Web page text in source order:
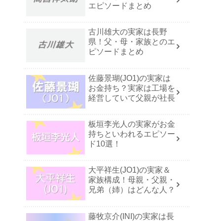
エピソードまとめ
古川雄大の実家は長野
県！父・母・家族とのエ
ピソードまとめ
佐藤景瑚(JO1)の実家は
お金持ち？実家は工場を
経営していて父親が社長
板垣李光人の実家がお金
持ちといわれるエピソー
ド10選！
大平祥生(JO1)の実家＆
家族構成！母親・父親・
兄弟（姉）はどんな人？
藤牧京介(INI)の実家は長